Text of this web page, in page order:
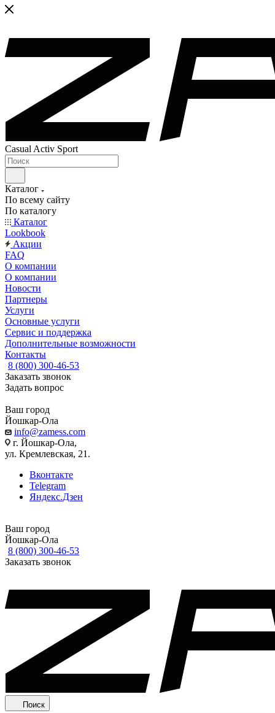
Casual Activ Sport
Каталог
По всему сайту
По каталогу
Каталог
Lookbook
Акции
FAQ
О компании
О компании
Новости
Партнеры
Услуги
Основные услуги
Сервис и поддержка
Дополнительные возможности
Контакты
8 (800) 300-46-53
Заказать звонок
Задать вопрос
Ваш город
Йошкар-Ола
info@zamess.com
г. Йошкар-Ола,
ул. Кремлевская, 21.
Вконтакте
Telegram
Яндекс.Дзен
Ваш город
Йошкар-Ола
8 (800) 300-46-53
Заказать звонок
Поиск